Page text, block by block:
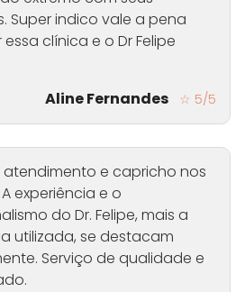
Super indico vale a pena
clínica e o Dr Felipe
Aline Fernandes
☆ 5/5
atendimento e capricho nos
experiência e o
do Dr. Felipe, mais a
utilizada, se destacam
Serviço de qualidade e